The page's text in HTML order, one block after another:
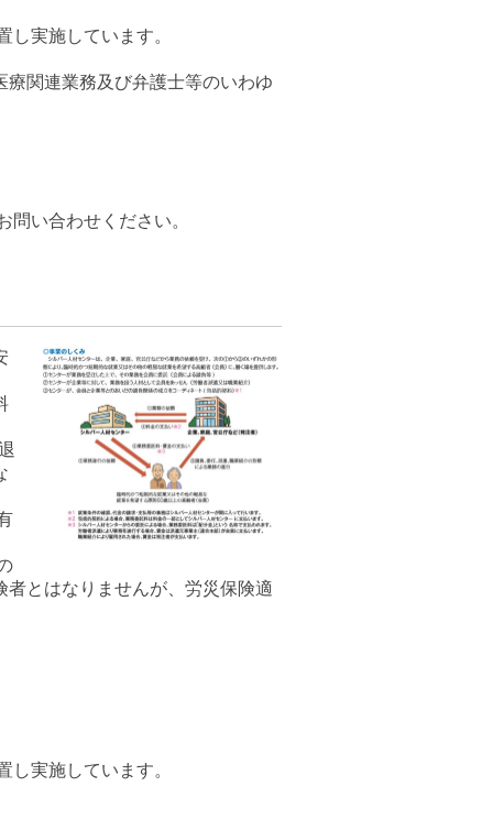
実施しています。
関連業務及び弁護士等のいわゆ
問い合わせください。
とはなりませんが、労災保険適
実施しています。